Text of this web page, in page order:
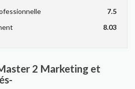
7.5
8.03
2 Marketing et